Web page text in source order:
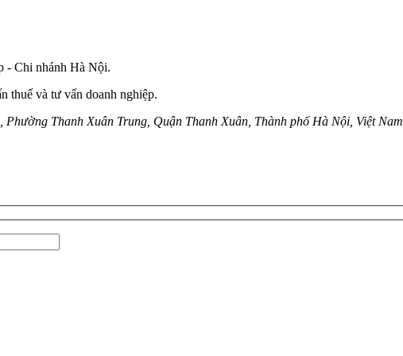
- Chi nhánh Hà Nội.
thuế và tư vấn doanh nghiệp.
Phường Thanh Xuân Trung, Quận Thanh Xuân, Thành phố Hà Nội, Việt Nam